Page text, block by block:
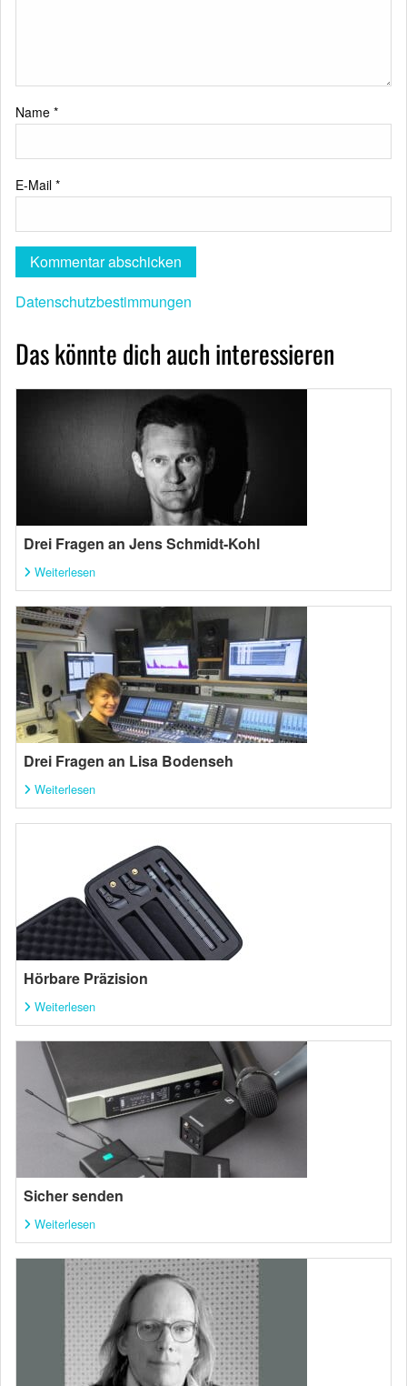
Name *
E-Mail *
Datenschutzbestimmungen
Das könnte dich auch interessieren
Drei Fragen an Jens Schmidt-Kohl
Weiterlesen
Drei Fragen an Lisa Bodenseh
Weiterlesen
Hörbare Präzision
Weiterlesen
Sicher senden
Weiterlesen